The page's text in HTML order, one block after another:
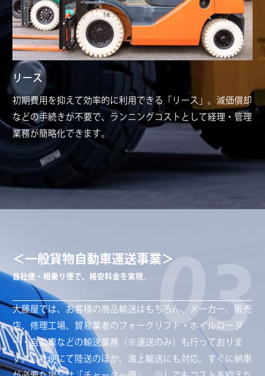
リース
初期費用を抑えて効率的に利用できる「リース」。減価償却
などの手続きが不要で、ランニングコストとして経理・管理
業務が簡略化できます。
03
＜一般貨物自動車運送事業＞
自社便・相乗り便で、格安料金を実現。
大藤屋では、お客様の商品輸送はもちろん、メーカー、販売
店、修理工場、貿易業者のフォークリフト・ホイルローダ
ー・自動車などの輸送業務（※運送のみ）も行っておりま
す。自社便にて陸送のほか、海上輸送にも対応。すぐに納車